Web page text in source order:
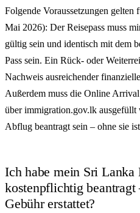
Folgende Voraussetzungen gelten
Mai 2026): Der Reisepass muss
gültig sein und identisch mit dem
Pass sein. Ein Rück- oder
Nachweis ausreichender
Außerdem muss die Online
über immigration.gov.lk
Abflug beantragt sein – ohne sie
Ich habe mein Sri Lanka
kostenpflichtig
Gebühr erstattet?